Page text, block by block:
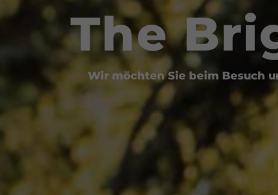
The
Wir möchten Sie beim Besuch